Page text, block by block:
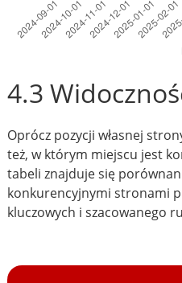
4.3
Oprócz pozycji własnej
też, w którym miejscu jest
tabeli znajduje się
konkurencyjnymi stronami
kluczowych i szacowanego